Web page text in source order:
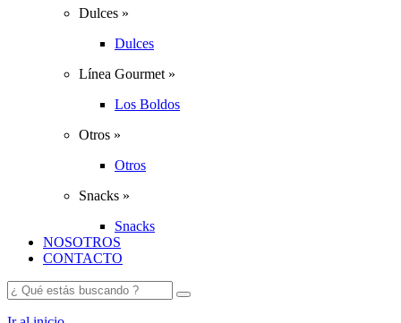
Dulces »
Dulces
Línea Gourmet »
Los Boldos
Otros »
Otros
Snacks »
Snacks
NOSOTROS
CONTACTO